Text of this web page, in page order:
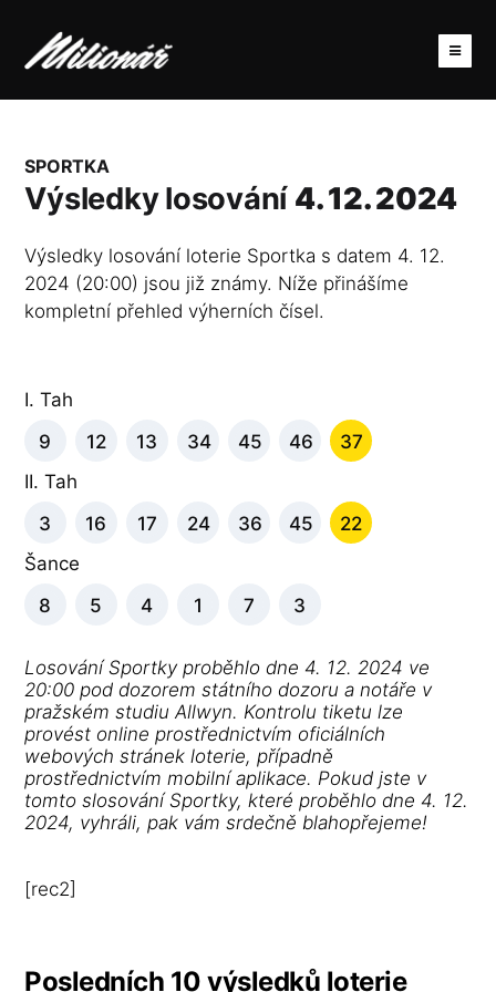
SPORTKA
Výsledky losování 4. 12. 2024
Výsledky losování loterie Sportka s datem 4. 12.
2024 (20:00) jsou již známy. Níže přinášíme
kompletní přehled výherních čísel.
I. Tah
9
12 13 34 45 46
37
II. Tah
3
16 17 24 36 45
22
Šance
8
5 4 1 7 3
Losování Sportky proběhlo dne 4. 12. 2024 ve
20:00 pod dozorem státního dozoru a notáře v
pražském studiu Allwyn. Kontrolu tiketu lze
provést online prostřednictvím oficiálních
webových stránek loterie, případně
prostřednictvím mobilní aplikace. Pokud jste v
tomto slosování Sportky, které proběhlo dne 4. 12.
2024, vyhráli, pak vám srdečně blahopřejeme!
[rec2]
Posledních 10 výsledků loterie